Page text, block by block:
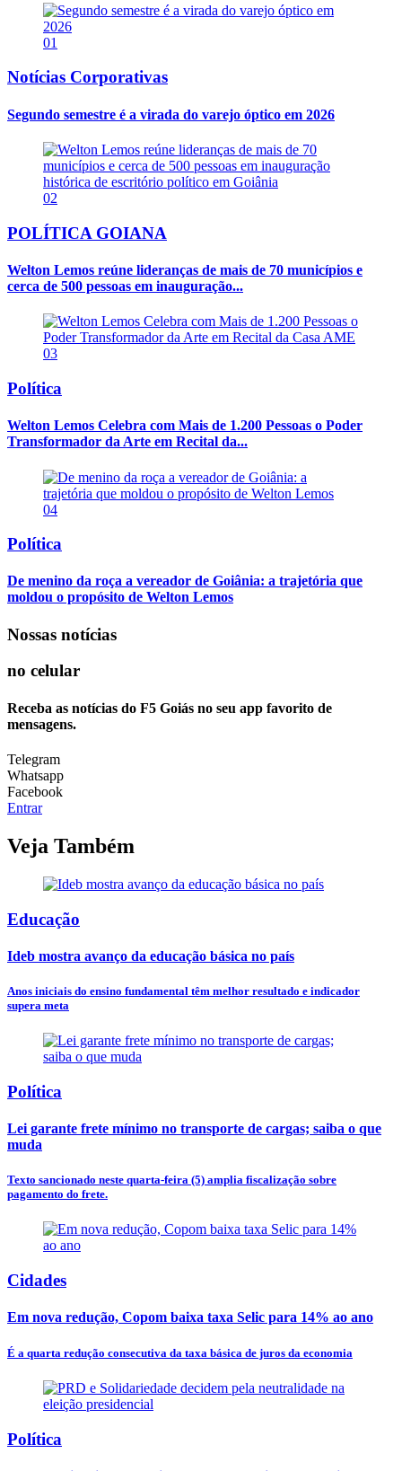
01
Notícias Corporativas
Segundo semestre é a virada do varejo óptico em 2026
02
POLÍTICA GOIANA
Welton Lemos reúne lideranças de mais de 70 municípios e
cerca de 500 pessoas em inauguração...
03
Política
Welton Lemos Celebra com Mais de 1.200 Pessoas o Poder
Transformador da Arte em Recital da...
04
Política
De menino da roça a vereador de Goiânia: a trajetória que
moldou o propósito de Welton Lemos
Nossas notícias
no celular
Receba as notícias do F5 Goiás no seu app favorito de
mensagens.
Telegram
Whatsapp
Facebook
Entrar
Veja Também
Educação
Ideb mostra avanço da educação básica no país
Anos iniciais do ensino fundamental têm melhor resultado e indicador
supera meta
Política
Lei garante frete mínimo no transporte de cargas; saiba o que
muda
Texto sancionado neste quarta-feira (5) amplia fiscalização sobre
pagamento do frete.
Cidades
Em nova redução, Copom baixa taxa Selic para 14% ao ano
É a quarta redução consecutiva da taxa básica de juros da economia
Política